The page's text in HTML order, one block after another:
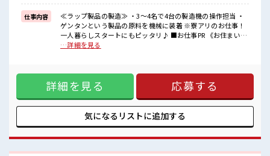
■職場の雰囲気
しっかり休める休憩室あり！
オンオフの切替もできちゃう！
職場にはロッカー完備！
マイカーでらくらく通勤できます♪
仕事内容
≪ラップ製品の製造≫ ・3～4名で4台の製造機の操作担当 ・
ゲンタンという製品の原料を機械に装着 ※寮アリのお仕事！
一人暮らしスタートにもピッタリ♪ ■お仕事PR 《お住まいも
お仕事も同時にGET》 家電付きのワンルーム寮完備！ さらに
っくりなんて働き方もできます！ 《稼ぎたい人必見》 高時給
×残業20時間以上！ 頑張った分しっかり返ってくるのでヤリ
ガイ抜群★ 《未経験の方も大カンゲイ》 経験がなくて不安な
方もご安心ください◎ 担当者がしっかりサポートします！ 2
週間～最大1か月間の研修もあります！ ■職場の雰囲気 しっ
かり休める休憩室あり！ オンオフの切替もできちゃう！ 職場
敷地内に無料駐車場あり！ マイカーでらくらく通勤できます
♪ #ryo
…詳細を見る
詳細を見る 応募する
気になるリストに追加する